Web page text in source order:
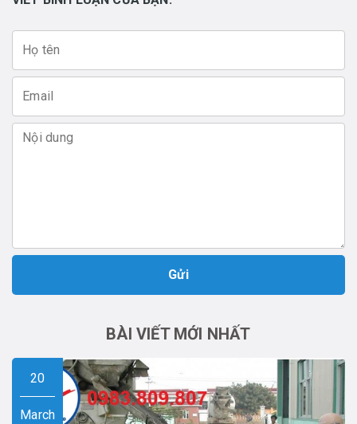
Gửi
BÀI VIẾT MỚI NHẤT
20
March